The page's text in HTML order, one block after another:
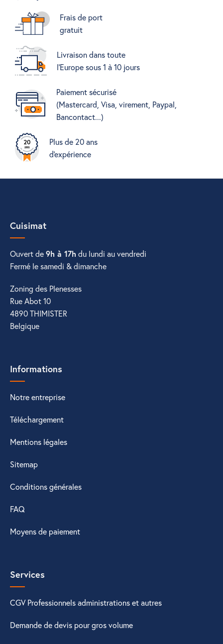
Frais de port
gratuit
Livraison dans toute
l'Europe sous 1 à 10 jours
Paiement sécurisé
(Mastercard, Visa, virement, Paypal,
Bancontact...)
Plus de 20 ans
d'expérience
Cuisimat
Ouvert de9h à 17h du lundi au vendredi
Fermé le samedi & dimanche
Zoning des Plenesses
Rue Abot 10
4890 THIMISTER
Belgique
Informations
Notre entreprise
Téléchargement
Mentions légales
Sitemap
Conditions générales
FAQ
Moyens de paiement
Services
CGV Professionnels administrations et autres
Demande de devis pour gros volume